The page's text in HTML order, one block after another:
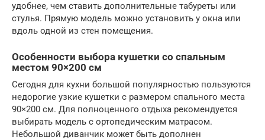
удобнее, чем ставить дополнительные табуреты или
стулья. Прямую модель можно установить у окна или
вдоль одной из стен помещения.
Особенности выбора кушетки со спальным
местом 90×200 см
Сегодня для кухни большой популярностью пользуются
недорогие узкие кушетки с размером спального места
90×200 см. Для полноценного отдыха рекомендуется
выбирать модель с ортопедическим матрасом.
Небольшой диванчик может быть дополнен